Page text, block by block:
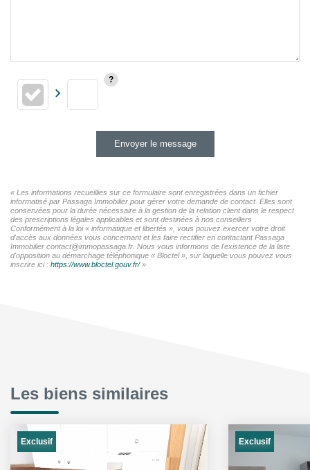
Envoyer le message
« Les informations recueillies sur ce formulaire sont enregistrées dans un fichier
informatisé par Passaga Immobilier pour gérer votre demande de contact. Elles sont
conservées pour la durée nécessaire à la gestion de la relation client dans le respect
des prescriptions légales applicables et sont destinées à nos conseillers
Conformément à la loi « informatique et libertés », vous pouvez exercer votre droit
d'accès aux données vous concernant et les faire rectifier en contactant Passaga
Immobilier contact@immopassaga.fr. Nous vous informons de l'existence de la liste
d'opposition au démarchage téléphonique « Bloctel », sur laquelle vous pouvez vous
inscrire ici : https://www.bloctel.gouv.fr/»
Les biens similaires
Exclusif Exclusif